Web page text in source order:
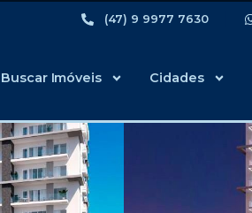
(47) 9 9977 7630
Buscar Imóveis Cidades